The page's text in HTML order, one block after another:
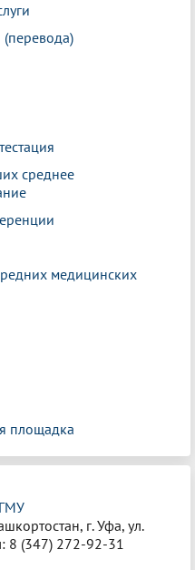
среднее
медицинских
площадка
г. Уфа, ул.
8 (347) 272-92-31